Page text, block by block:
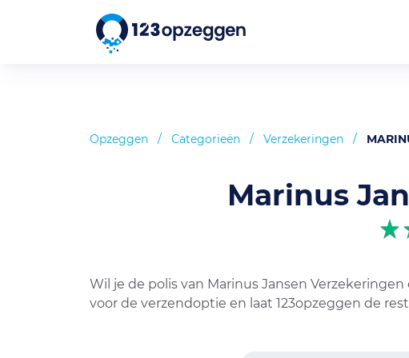
Opzeggen / Categorieën / Verzekeringen /
Marinus
Wil je de polis van Marinus Jansen
voor de verzendoptie en laat 123opzeggen de